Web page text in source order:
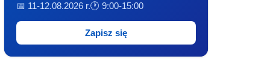
📅 11-12.08.2026 r.🕐 9:00-15:00
Zapisz się